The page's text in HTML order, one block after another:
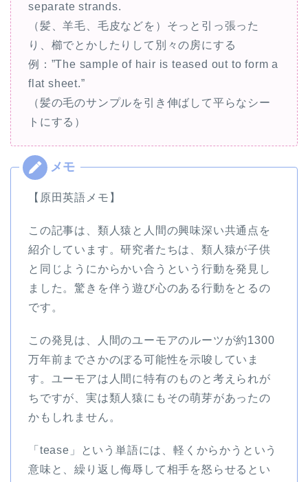
separate strands.
（髪、羊毛、毛皮などを）そっと引っ張った
り、櫛でとかしたりして別々の房にする
例：”The sample of hair is teased out to form a
flat sheet.”
（髪の毛のサンプルを引き伸ばして平らなシー
トにする）
【原田英語メモ】
この記事は、類人猿と人間の興味深い共通点を
紹介しています。研究者たちは、類人猿が子供
と同じようにからかい合うという行動を発見し
ました。驚きを伴う遊び心のある行動をとるの
です。
この発見は、人間のユーモアのルーツが約1300
万年前までさかのぼる可能性を示唆していま
す。ユーモアは人間に特有のものと考えられが
ちですが、実は類人猿にもその萌芽があったの
かもしれません。
「tease」という単語には、軽くからかうという
意味と、繰り返し侮辱して相手を怒らせるとい